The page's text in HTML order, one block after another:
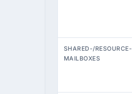
SHARED-/RESOURCE-
MAILBOXES